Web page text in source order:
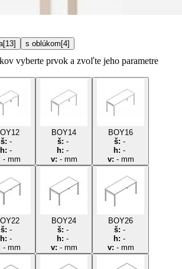
[13] s oblúkom [4]
vyberte prvok a zvoľte jeho parametre
š: -
h: -
-mm
BOY14
š: -
h: -
v: -mm
BOY16
š: -
h: -
v: -mm
š: -
h: -
-mm
BOY24
š: -
h: -
v: -mm
BOY26
š: -
h: -
v: -mm